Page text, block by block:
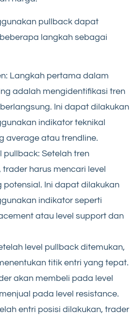
pullback dapat
langkah sebagai
Langkah pertama dalam
adalah mengidentifikasi tren
Ini dapat dilakukan
indikator teknikal
average atau trendline.
pullback: Setelah tren
harus mencari level
potensial. Ini dapat dilakukan
indikator seperti
atau level support dan
level pullback ditemukan,
titik entri yang tepat.
akan membeli pada level
pada level resistance.
entri posisi dilakukan, trader